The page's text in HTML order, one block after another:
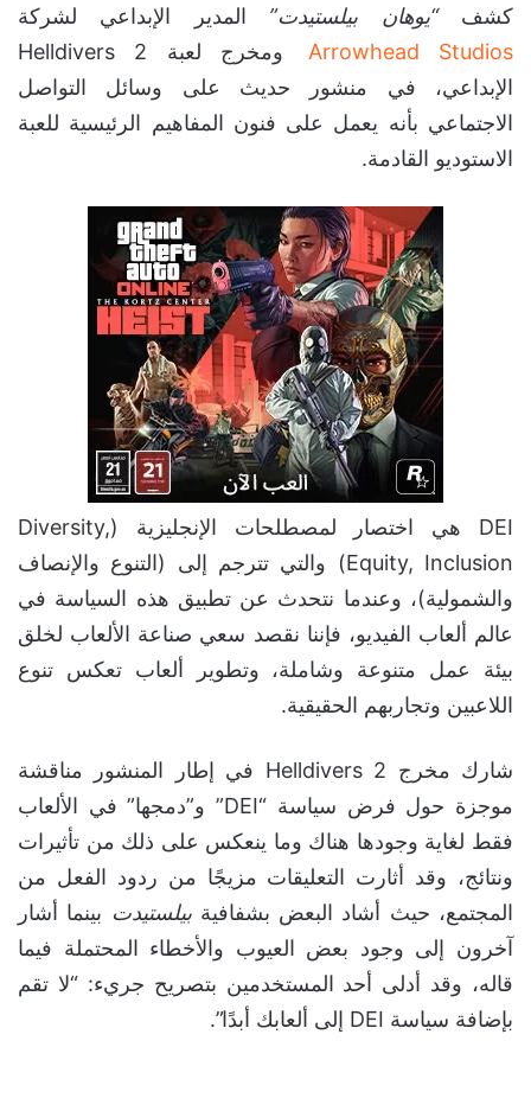
كشف“يوهان بيلستيدت” المدير الإبداعي لشركة
Arrowhead Studios
ومخرج لعبة Helldivers 2
الإبداعي، في منشور حديث على وسائل التواصل
الاجتماعي بأنه يعمل على فنون المفاهيم الرئيسية للعبة
الاستوديو القادمة.
DEI هي اختصار لمصطلحات الإنجليزية (Diversity,
Equity, Inclusion) والتي تترجم إلى (التنوع والإنصاف
والشمولية)، وعندما نتحدث عن تطبيق هذه السياسة في
عالم ألعاب الفيديو، فإننا نقصد سعي صناعة الألعاب لخلق
بيئة عمل متنوعة وشاملة، وتطوير ألعاب تعكس تنوع
اللاعبين وتجاربهم الحقيقية.
شارك مخرج Helldivers 2 في إطار المنشور مناقشة
موجزة حول فرض سياسة “DEI” و”دمجها” في الألعاب
فقط لغاية وجودها هناك وما ينعكس على ذلك من تأثيرات
ونتائج، وقد أثارت التعليقات مزيجًا من ردود الفعل من
المجتمع، حيث أشاد البعض بشفافيةبيلستيدت بينما أشار
آخرون إلى وجود بعض العيوب والأخطاء المحتملة فيما
قاله، وقد أدلى أحد المستخدمين بتصريح جريء: “لا تقم
بإضافة سياسة DEI إلى ألعابك أبدًا”.